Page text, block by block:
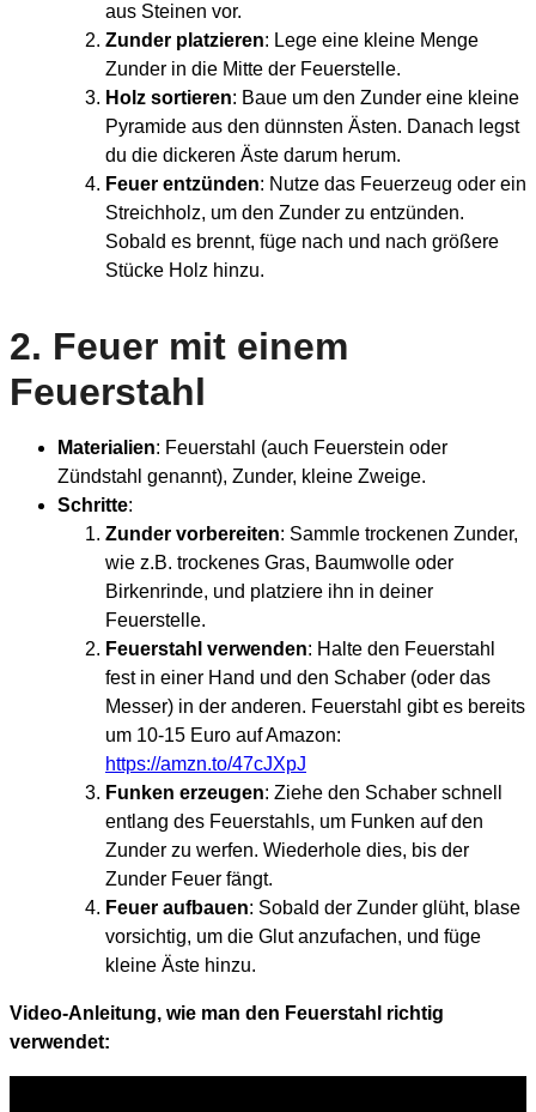
aus Steinen vor.
Zunder platzieren: Lege eine kleine Menge
Zunder in die Mitte der Feuerstelle.
Holz sortieren: Baue um den Zunder eine kleine
Pyramide aus den dünnsten Ästen. Danach legst
du die dickeren Äste darum herum.
Feuer entzünden: Nutze das Feuerzeug oder ein
Streichholz, um den Zunder zu entzünden.
Sobald es brennt, füge nach und nach größere
Stücke Holz hinzu.
2. Feuer mit einem
Feuerstahl
Materialien: Feuerstahl (auch Feuerstein oder
Zündstahl genannt), Zunder, kleine Zweige.
Schritte:
Zunder vorbereiten: Sammle trockenen Zunder,
wie z.B. trockenes Gras, Baumwolle oder
Birkenrinde, und platziere ihn in deiner
Feuerstelle.
Feuerstahl verwenden: Halte den Feuerstahl
fest in einer Hand und den Schaber (oder das
Messer) in der anderen. Feuerstahl gibt es bereits
um 10-15 Euro auf Amazon:
https://amzn.to/47cJXpJ
Funken erzeugen: Ziehe den Schaber schnell
entlang des Feuerstahls, um Funken auf den
Zunder zu werfen. Wiederhole dies, bis der
Zunder Feuer fängt.
Feuer aufbauen: Sobald der Zunder glüht, blase
vorsichtig, um die Glut anzufachen, und füge
kleine Äste hinzu.
Video-Anleitung, wie man den Feuerstahl richtig
verwendet: